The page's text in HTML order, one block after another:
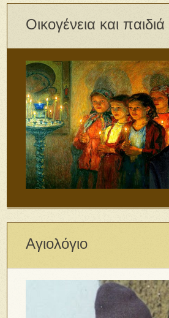
Οικογένεια και παιδιά
Αγιολόγιο